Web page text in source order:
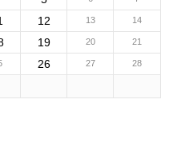
12 13 14
19 20 21
26 27 28